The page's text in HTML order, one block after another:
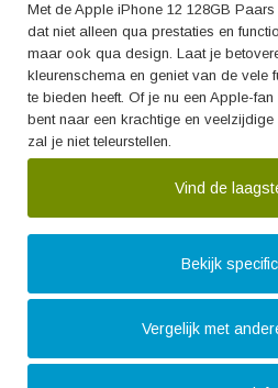
Met de Apple iPhone 12 128GB
dat niet alleen qua prestaties en
maar ook qua design. Laat je
kleurenschema en geniet van de vele
te bieden heeft. Of je nu een Apple-
bent naar een krachtige en
zal je niet teleurstellen.
Vind de
Bekijk
Vergelijk met